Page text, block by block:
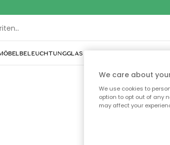
BELEUCHTUNGGLAS & GESCHIRR
We care about
We use cookies to
option to opt out of any
may affect your